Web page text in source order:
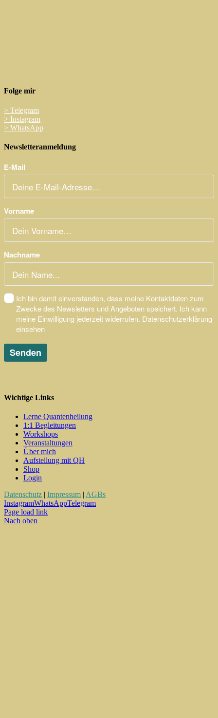
Folge mir
> Telegram
> Instagram
> WhatsApp
Newsletteranmeldung
Wichtige Links
Lerne Quantenheilung
1:1 Begleitungen
Workshops
Veranstaltungen
Über mich
Aufstellung mit QH
Shop
Login
Datenschutz | Impressum | AGBs
InstagramWhatsAppTelegram
Page load link
Nach oben